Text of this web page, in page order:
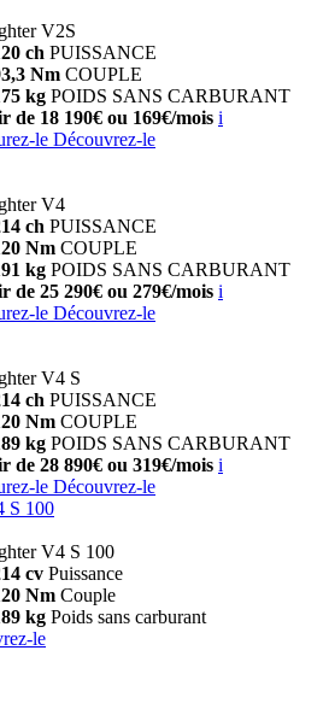
V2S
ch PUISSANCE
Nm COUPLE
kg POIDS SANS CARBURANT
de 18 190€ ou 169€/mois i
le Découvrez-le
V4
ch PUISSANCE
Nm COUPLE
kg POIDS SANS CARBURANT
de 25 290€ ou 279€/mois i
le Découvrez-le
V4 S
ch PUISSANCE
Nm COUPLE
kg POIDS SANS CARBURANT
de 28 890€ ou 319€/mois i
le Découvrez-le
S 100
V4 S 100
cv Puissance
Nm Couple
kg Poids sans carburant
le